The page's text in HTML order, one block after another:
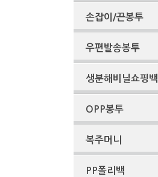
손잡이/끈봉투
우편발송봉투
생분해비닐쇼핑백
OPP봉투
복주머니
PP폴리백